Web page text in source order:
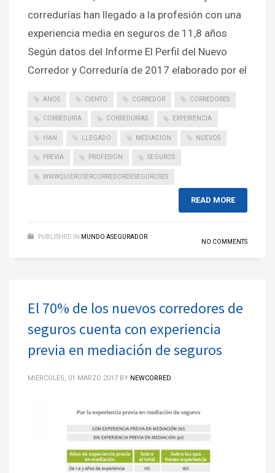
corredurías han llegado a la profesión con una
experiencia media en seguros de 11,8 años
Según datos del Informe El Perfil del Nuevo
Corredor y Correduría de 2017 elaborado por el
ANOS CIENTO CORREDOR CORREDORES
CORREDURIA CORREDURIAS EXPERIENCIA
HAN LLEGADO MEDIACION NUEVOS
PREVIA PROFESION SEGUROS
WWWQUIEROSERCORREDORDESEGUROSES
READ MORE
PUBLISHED IN MUNDO ASEGURADOR
NO COMMENTS
El 70% de los nuevos corredores de
seguros cuenta con experiencia
previa en mediación de seguros
MIÉRCOLES, 01 MARZO 2017 BY NEWCORRED